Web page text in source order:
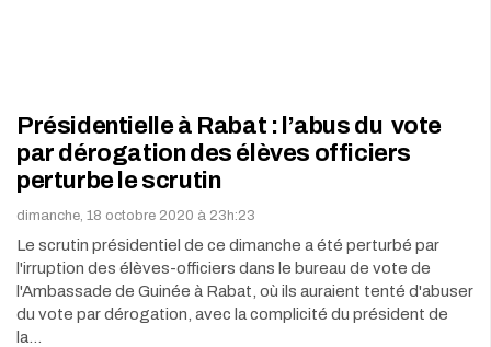
Présidentielle à Rabat : l’abus du vote
par dérogation des élèves officiers
perturbe le scrutin
dimanche, 18 octobre 2020 à 23h:23
Le scrutin présidentiel de ce dimanche a été perturbé par
l'irruption des élèves-officiers dans le bureau de vote de
l'Ambassade de Guinée à Rabat, où ils auraient tenté d'abuser
du vote par dérogation, avec la complicité du président de
la…